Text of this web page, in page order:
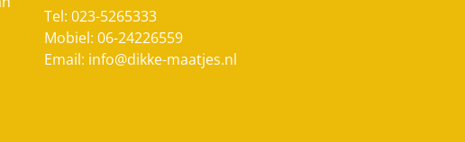
Tel: 023-5265333
Mobiel: 06-24226559
Email: info@dikke-maatjes.nl